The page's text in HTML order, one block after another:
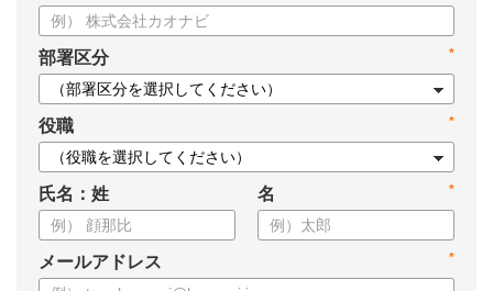
*
部署区分
*
役職
氏名：姓 *
名
*
メールアドレス